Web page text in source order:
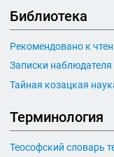
Библиотека
Рекомендовано к
Записки наблюдателя
Тайная козацкая
Терминология
Теософский словарь